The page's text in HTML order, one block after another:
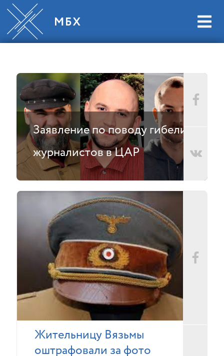
Заявление по поводу гибели
журналистов в ЦАР
Жительницу Вязьмы
оштрафовали за фото